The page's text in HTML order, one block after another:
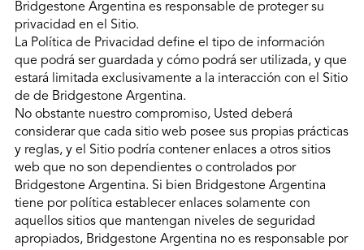
Bridgestone Argentina es responsable de proteger su
privacidad en el Sitio.
La Política de Privacidad define el tipo de información
que podrá ser guardada y cómo podrá ser utilizada, y que
estará limitada exclusivamente a la interacción con el Sitio
de de Bridgestone Argentina.
No obstante nuestro compromiso, Usted deberá
considerar que cada sitio web posee sus propias prácticas
y reglas, y el Sitio podría contener enlaces a otros sitios
web que no son dependientes o controlados por
Bridgestone Argentina. Si bien Bridgestone Argentina
tiene por política establecer enlaces solamente con
aquellos sitios que mantengan niveles de seguridad
apropiados, Bridgestone Argentina no es responsable por